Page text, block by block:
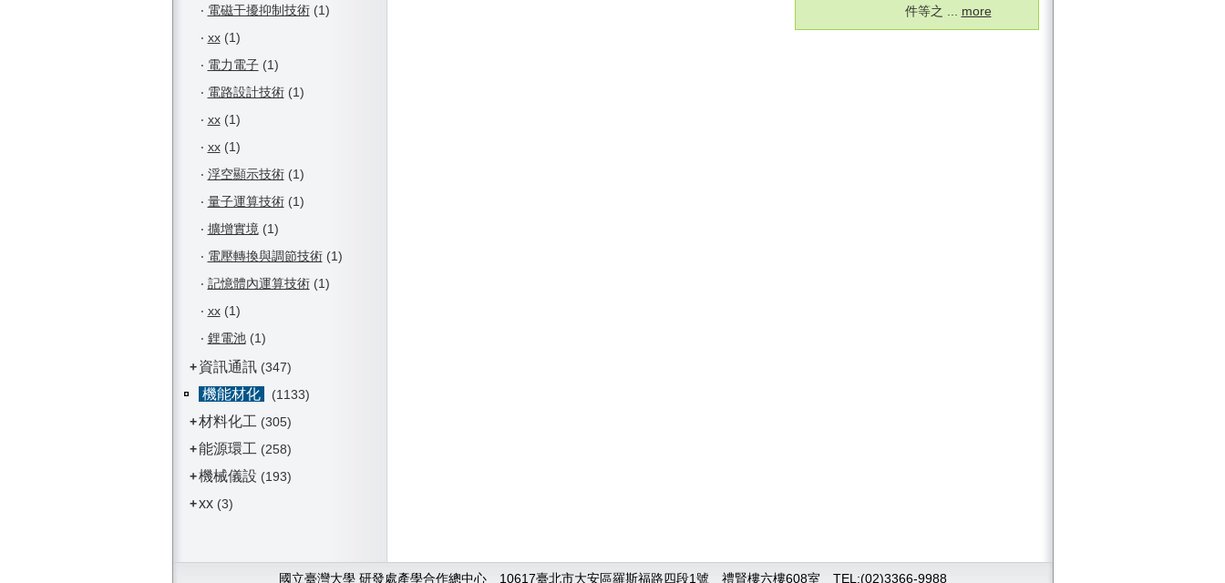
‧ 電磁干擾抑制技術(1)
‧ xx(1)
‧ 電力電子(1)
‧ 電路設計技術(1)
‧ xx(1)
‧ xx(1)
‧ 浮空顯示技術(1)
‧ 量子運算技術(1)
‧ 擴增實境 (1)
‧ 電壓轉換與調節技術(1)
‧ 記憶體內運算技術(1)
‧ xx(1)
‧ 鋰電池(1)
+ 資訊通訊(347)
機能材化
(1133)
+材料化工 (305)
+能源環工 (258)
+機械儀設 (193)
+xx(3)
件等之 ... more
國立臺灣大學 研發處產學合作總中心 10617臺北市大安區羅斯福路四段1號 禮賢樓六樓608室 TEL:(02)3366-9988